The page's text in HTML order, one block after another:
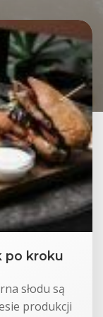
po kroku
słodu są
produkcji